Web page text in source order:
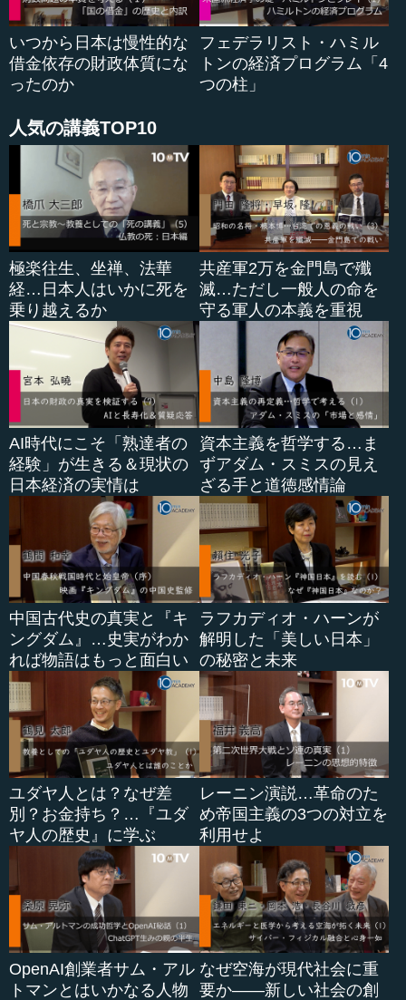
―― 小林会長、いかがでございましょうか。
小林 まさに「なんとなく伝える」ことの難しさとい...
いつから日本は慢性的な
借金依存の財政体質にな
ったのか
フェデラリスト・ハミル
トンの経済プログラム「4
つの柱」
人気の講義TOP10
極楽往生、坐禅、法華
経…日本人はいかに死を
乗り越えるか
共産軍2万を金門島で殲
滅…ただし一般人の命を
守る軍人の本義を重視
AI時代にこそ「熟達者の
経験」が生きる＆現状の
日本経済の実情は
資本主義を哲学する…ま
ずアダム・スミスの見え
ざる手と道徳感情論
中国古代史の真実と『キ
ングダム』…史実がわか
れば物語はもっと面白い
ラフカディオ・ハーンが
解明した「美しい日本」
の秘密と未来
ユダヤ人とは？なぜ差
別？お金持ち？…『ユダ
ヤ人の歴史』に学ぶ
レーニン演説…革命のた
め帝国主義の3つの対立を
利用せよ
OpenAI創業者サム・アル
トマンとはいかなる人物
なぜ空海が現代社会に重
要か――新しい社会の創